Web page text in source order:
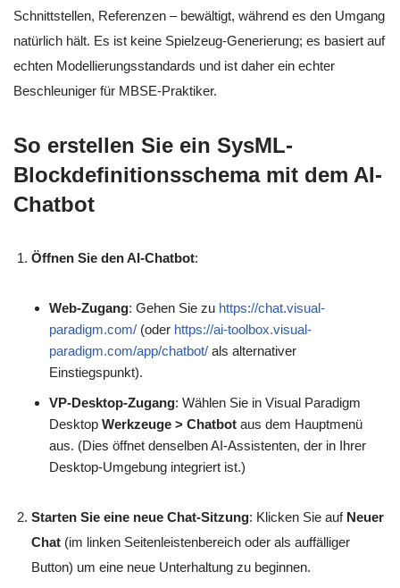
Schnittstellen, Referenzen – bewältigt, während es den Umgang
natürlich hält. Es ist keine Spielzeug-Generierung; es basiert auf
echten Modellierungsstandards und ist daher ein echter
Beschleuniger für MBSE-Praktiker.
So erstellen Sie ein SysML-
Blockdefinitionsschema mit dem AI-
Chatbot
Öffnen Sie den AI-Chatbot:
Web-Zugang: Gehen Sie zu https://chat.visual-
paradigm.com/ (oder https://ai-toolbox.visual-
paradigm.com/app/chatbot/ als alternativer
Einstiegspunkt).
VP-Desktop-Zugang: Wählen Sie in Visual Paradigm
Desktop Werkzeuge > Chatbot aus dem Hauptmenü
aus. (Dies öffnet denselben AI-Assistenten, der in Ihrer
Desktop-Umgebung integriert ist.)
Starten Sie eine neue Chat-Sitzung: Klicken Sie auf Neuer
Chat (im linken Seitenleistenbereich oder als auffälliger
Button) um eine neue Unterhaltung zu beginnen.